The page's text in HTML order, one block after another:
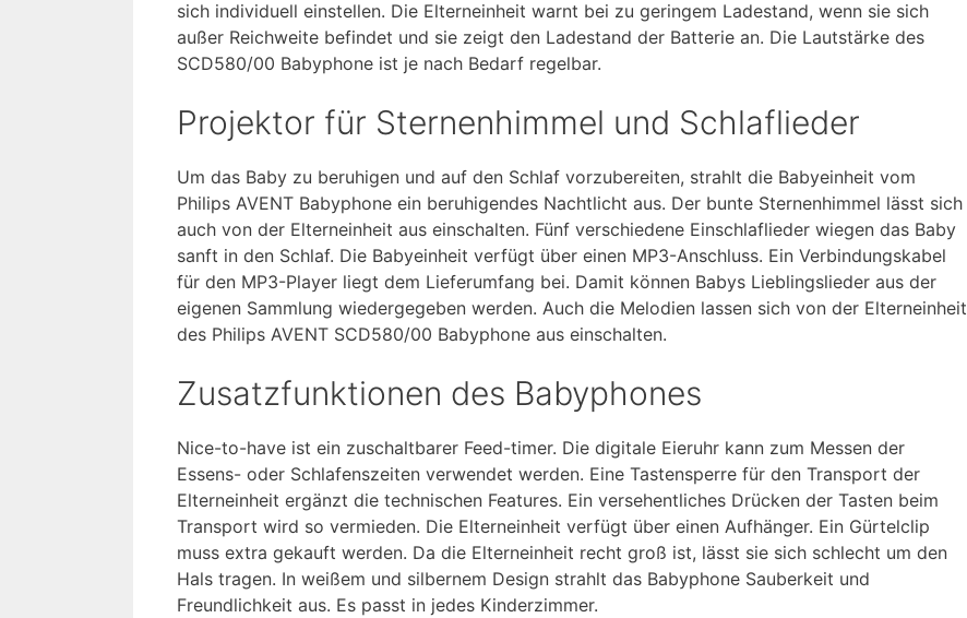
sich individuell einstellen. Die Elterneinheit warnt bei zu geringem Ladestand, wenn sie sich
außer Reichweite befindet und sie zeigt den Ladestand der Batterie an. Die Lautstärke des
SCD580/00 Babyphone ist je nach Bedarf regelbar.
Projektor für Sternenhimmel und Schlaflieder
Um das Baby zu beruhigen und auf den Schlaf vorzubereiten, strahlt die Babyeinheit vom
Philips AVENT Babyphone ein beruhigendes Nachtlicht aus. Der bunte Sternenhimmel lässt sich
auch von der Elterneinheit aus einschalten. Fünf verschiedene Einschlaflieder wiegen das Baby
sanft in den Schlaf. Die Babyeinheit verfügt über einen MP3-Anschluss. Ein Verbindungskabel
für den MP3-Player liegt dem Lieferumfang bei. Damit können Babys Lieblingslieder aus der
eigenen Sammlung wiedergegeben werden. Auch die Melodien lassen sich von der Elterneinheit
des Philips AVENT SCD580/00 Babyphone aus einschalten.
Zusatzfunktionen des Babyphones
Nice-to-have ist ein zuschaltbarer Feed-timer. Die digitale Eieruhr kann zum Messen der
Essens- oder Schlafenszeiten verwendet werden. Eine Tastensperre für den Transport der
Elterneinheit ergänzt die technischen Features. Ein versehentliches Drücken der Tasten beim
Transport wird so vermieden. Die Elterneinheit verfügt über einen Aufhänger. Ein Gürtelclip
muss extra gekauft werden. Da die Elterneinheit recht groß ist, lässt sie sich schlecht um den
Hals tragen. In weißem und silbernem Design strahlt das Babyphone Sauberkeit und
Freundlichkeit aus. Es passt in jedes Kinderzimmer.